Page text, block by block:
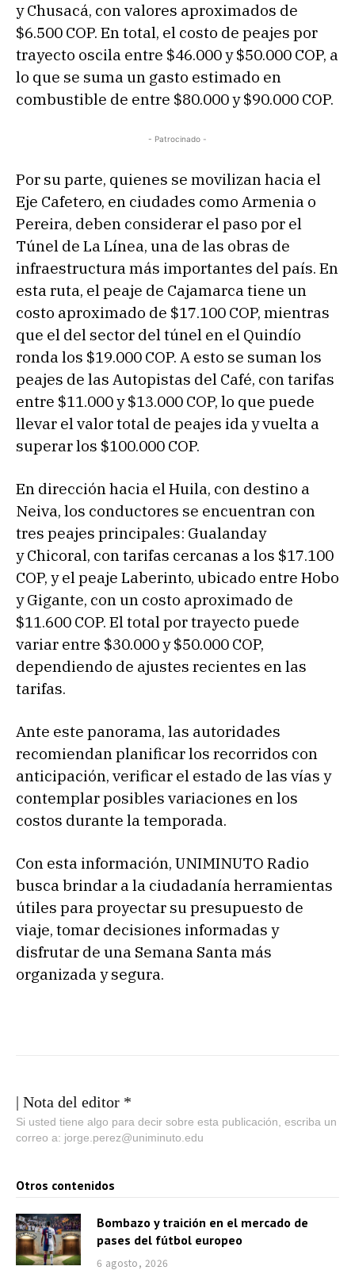
y Chusacá, con valores aproximados de
$6.500 COP. En total, el costo de peajes por
trayecto oscila entre $46.000 y $50.000 COP, a
lo que se suma un gasto estimado en
combustible de entre $80.000 y $90.000 COP.
- Patrocinado -
Por su parte, quienes se movilizan hacia el
Eje Cafetero, en ciudades como Armenia o
Pereira, deben considerar el paso por el
Túnel de La Línea, una de las obras de
infraestructura más importantes del país. En
esta ruta, el peaje de Cajamarca tiene un
costo aproximado de $17.100 COP, mientras
que el del sector del túnel en el Quindío
ronda los $19.000 COP. A esto se suman los
peajes de las Autopistas del Café, con tarifas
entre $11.000 y $13.000 COP, lo que puede
llevar el valor total de peajes ida y vuelta a
superar los $100.000 COP.
En dirección hacia el Huila, con destino a
Neiva, los conductores se encuentran con
tres peajes principales: Gualanday
y Chicoral, con tarifas cercanas a los $17.100
COP, y el peaje Laberinto, ubicado entre Hobo
y Gigante, con un costo aproximado de
$11.600 COP. El total por trayecto puede
variar entre $30.000 y $50.000 COP,
dependiendo de ajustes recientes en las
tarifas.
Ante este panorama, las autoridades
recomiendan planificar los recorridos con
anticipación, verificar el estado de las vías y
contemplar posibles variaciones en los
costos durante la temporada.
Con esta información, UNIMINUTO Radio
busca brindar a la ciudadanía herramientas
útiles para proyectar su presupuesto de
viaje, tomar decisiones informadas y
disfrutar de una Semana Santa más
organizada y segura.
| Nota del editor *
Si usted tiene algo para decir sobre esta publicación, escriba un
correo a: jorge.perez@uniminuto.edu
Otros contenidos
Bombazo y traición en el mercado de
pases del fútbol europeo
6 agosto, 2026